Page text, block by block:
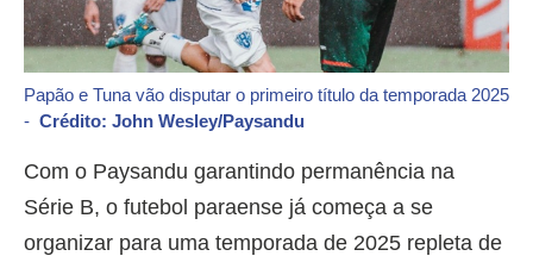
Papão e Tuna vão disputar o primeiro título da temporada 2025
- Crédito: John Wesley/Paysandu
Com o Paysandu garantindo permanência na
Série B, o futebol paraense já começa a se
organizar para uma temporada de 2025 repleta de